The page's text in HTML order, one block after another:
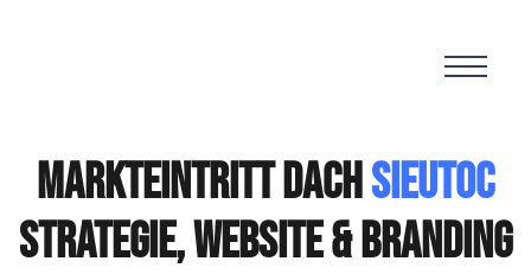
Markteintritt DACHSieuToc
Strategie, Website & Branding